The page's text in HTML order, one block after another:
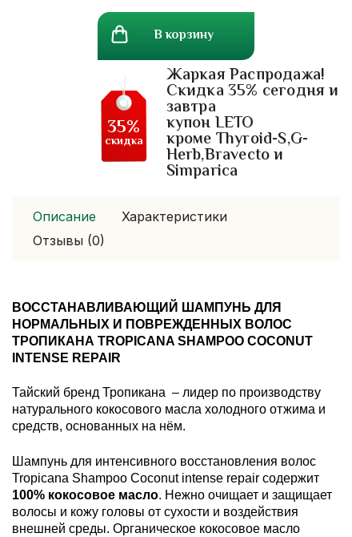
нормальных
поврежденных
В корзину
Жаркая Распродажа!
Скидка 35% сегодня и
завтра
купон LETO
кроме Thyroid-S,G-
Herb,Bravecto и
Simparica
35%
скидка
Описание
Характеристики
Отзывы (0)
ВОССТАНАВЛИВАЮЩИЙ ШАМПУНЬ ДЛЯ
НОРМАЛЬНЫХ И ПОВРЕЖДЕННЫХ ВОЛОС
ТРОПИКАНА TROPICANA SHAMPOO COCONUT
INTENSE REPAIR
Тайский бренд Тропикана – лидер по производству
натурального кокосового масла холодного отжима и
средств, основанных на нём.
Шампунь для интенсивного восстановления волос
Tropicana Shampoo Coconut intense repair содержит
100% кокосовое масло. Нежно очищает и защищает
волосы и кожу головы от сухости и воздействия
внешней среды. Органическое кокосовое масло